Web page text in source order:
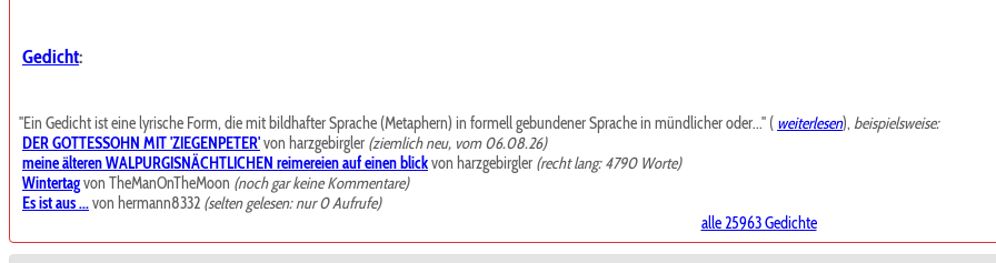
Gedicht:
"Ein Gedicht ist eine lyrische Form, die mit bildhafter Sprache (Metaphern) in formell gebundener Sprache in mündlicher oder..." ( weiterlesen),beispielsweise:
DER GOTTESSOHN MIT 'ZIEGENPETER'von harzgebirgler (ziemlich neu, vom 06.08.26)
meine älteren WALPURGISNÄCHTLICHEN reimereien auf einen blickvon harzgebirgler (recht lang: 4790 Worte)
Wintertagvon TheManOnTheMoon (noch gar keine Kommentare)
Es ist aus ...von hermann8332 (selten gelesen: nur 0 Aufrufe)
alle 25963 Gedichte